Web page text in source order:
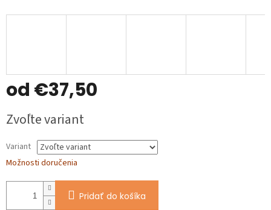
od €37,50
cena:
Zvoľte variant
Variant
Možnosti doručenia
Pridať do košíka